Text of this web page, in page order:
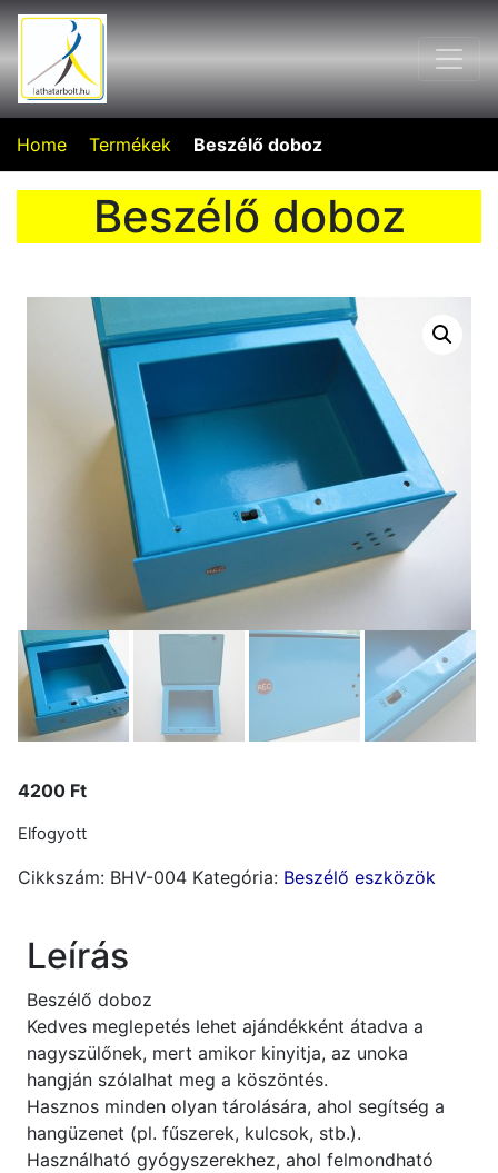
Home Termékek Beszélő doboz
Beszélő doboz
4200 Ft
Elfogyott
Cikkszám: BHV-004 Kategória: Beszélő eszközök
Leírás
Beszélő doboz
Kedves meglepetés lehet ajándékként átadva a
nagyszülőnek, mert amikor kinyitja, az unoka
hangján szólalhat meg a köszöntés.
Hasznos minden olyan tárolására, ahol segítség a
hangüzenet (pl. fűszerek, kulcsok, stb.).
Használható gyógyszerekhez, ahol felmondható